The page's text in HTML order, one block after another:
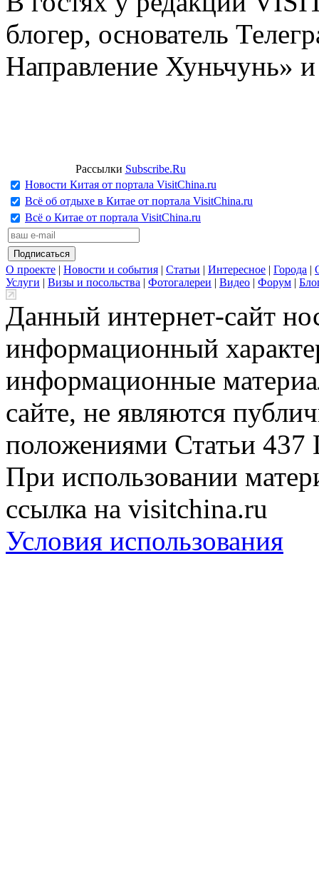
блогер, основатель
Направление Хуньчунь»
Рассылки Subscribe.Ru
Новости Китая от портала VisitChina.ru
Всё об отдыхе в Китае от портала VisitChina.ru
Всё о Китае от портала VisitChina.ru
О проекте | Новости и события | Статьи | Интересное | Города |
Услуги | Визы и посольства | Фотогалереи | Видео | Форум |
Данный интернет-сайт
информационный
информационные
сайте, не являются
положениями Статьи 437
При использовании
ссылка на visitchina.ru
Условия использования